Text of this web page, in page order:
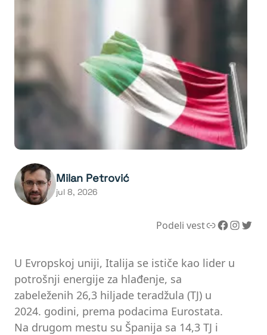
Milan Petrović
jul 8, 2026
Podeli vestLink Facebook InstagramTwitter
U Evropskoj uniji, Italija se ističe kao lider u
potrošnji energije za hlađenje, sa
zabeleženih 26,3 hiljade teradžula (TJ) u
2024. godini, prema podacima Eurostata.
Na drugom mestu su Španija sa 14,3 TJ i